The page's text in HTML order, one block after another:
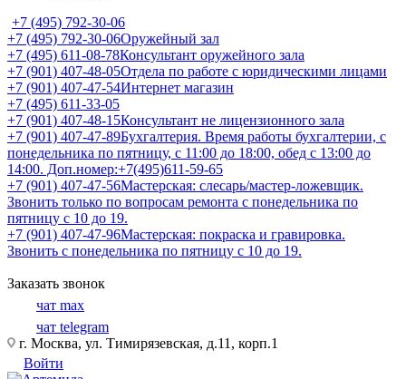
+7 (495) 792-30-06
+7 (495) 792-30-06Оружейный зал
+7 (495) 611-08-78Консультант оружейного зала
+7 (901) 407-48-05Отдела по работе с юридическими лицами
+7 (901) 407-47-54Интернет магазин
+7 (495) 611-33-05
+7 (901) 407-48-15Консультант не лицензионного зала
+7 (901) 407-47-89Бухгалтерия. Время работы бухгалтерии, с
понедельника по пятницу, с 11:00 до 18:00, обед с 13:00 до
14:00. Доп.номер:+7(495)611-59-65
+7 (901) 407-47-56Мастерская: слесарь/мастер-ложевщик.
Звонить только по вопросам ремонта с понедельника по
пятницу с 10 до 19.
+7 (901) 407-47-96Мастерская: покраска и гравировка.
Звонить с понедельника по пятницу с 10 до 19.
Заказать звонок
чат max
чат telegram
г. Москва, ул. Тимирязевская, д.11, корп.1
Войти